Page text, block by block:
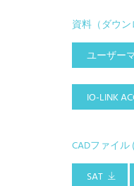
資料（ダウン
ユーザー
IO-LINK
CADファイ
SAT